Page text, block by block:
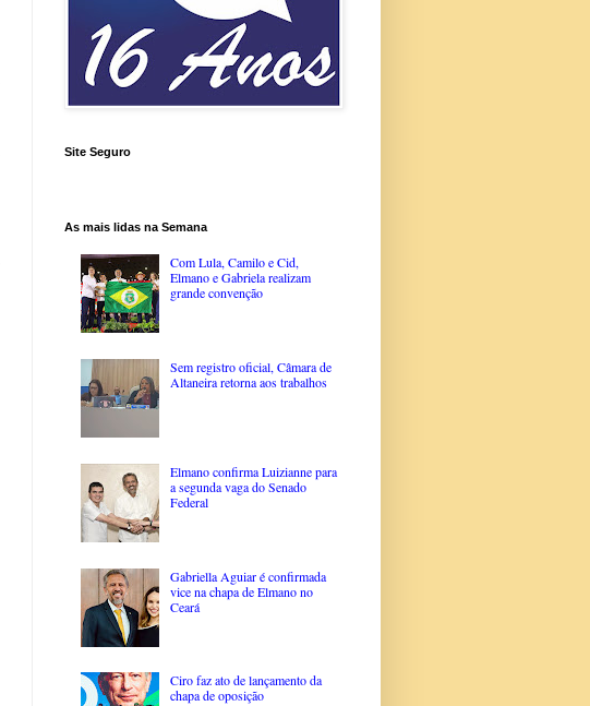
Site Seguro
As mais lidas na Semana
Com Lula, Camilo e Cid,
Elmano e Gabriela realizam
grande convenção
Sem registro oficial, Câmara de
Altaneira retorna aos trabalhos
Elmano confirma Luizianne para
a segunda vaga do Senado
Federal
Gabriella Aguiar é confirmada
vice na chapa de Elmano no
Ceará
Ciro faz ato de lançamento da
chapa de oposição